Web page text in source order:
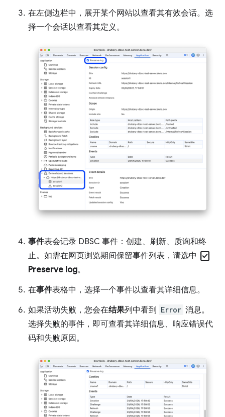
在左侧边栏中，展开某个网站以查看其有效会话。选
择一个会话以查看其定义。
事件表会记录 DBSC 事件：创建、刷新、质询和终
止。如需在网页浏览期间保留事件列表，请选中 check_box
Preserve log。
在事件表格中，选择一个事件以查看其详细信息。
如果活动失败，您会在结果列中看到 Error 消息。
选择失败的事件，即可查看其详细信息、响应错误代
码和失败原因。